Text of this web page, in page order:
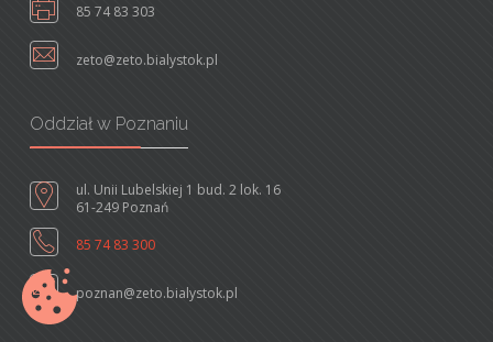
85 74 83 303
zeto@zeto.bialystok.pl
Oddział w Poznaniu
ul. Unii Lubelskiej 1 bud. 2 lok. 16
61-249 Poznań
85 74 83 300
poznan@zeto.bialystok.pl